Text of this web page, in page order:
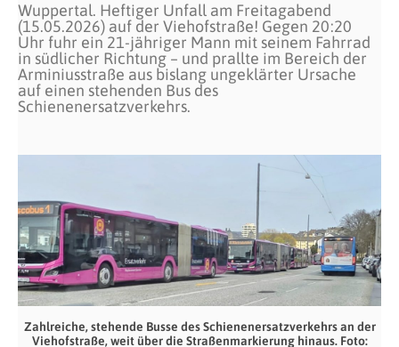
Wuppertal. Heftiger Unfall am Freitagabend
(15.05.2026) auf der Viehofstraße! Gegen 20:20
Uhr fuhr ein 21-jähriger Mann mit seinem Fahrrad
in südlicher Richtung – und prallte im Bereich der
Arminiusstraße aus bislang ungeklärter Ursache
auf einen stehenden Bus des
Schienenersatzverkehrs.
Zahlreiche, stehende Busse des Schienenersatzverkehrs an der
Viehofstraße, weit über die Straßenmarkierung hinaus. Foto: